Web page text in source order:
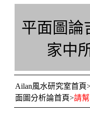
平面圖論
家中
Ailan風水研究室首頁
面圖分析論首頁>請